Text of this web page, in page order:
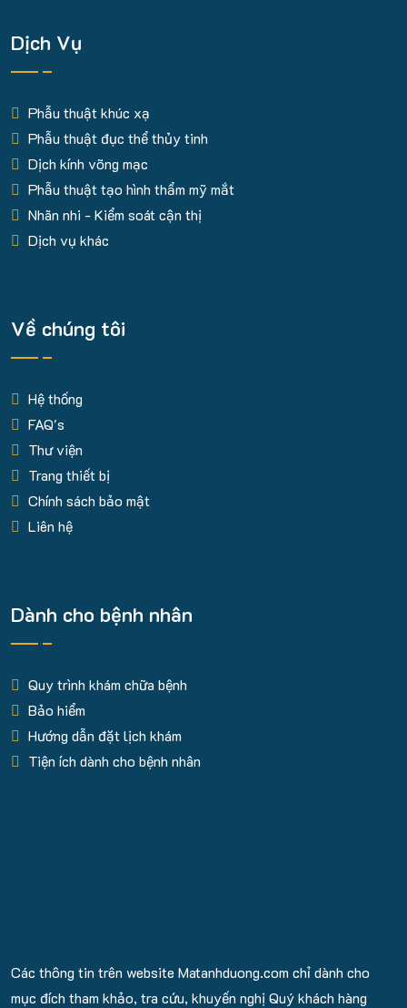
Dịch Vụ
Phẫu thuật khúc xạ
Phẫu thuật đục thể thủy tinh
Dịch kính võng mạc
Phẫu thuật tạo hình thẩm mỹ mắt
Nhãn nhi - Kiểm soát cận thị
Dịch vụ khác
Về chúng tôi
Hệ thống
FAQ's
Thư viện
Trang thiết bị
Chính sách bảo mật
Liên hệ
Dành cho bệnh nhân
Quy trình khám chữa bệnh
Bảo hiểm
Hướng dẫn đặt lịch khám
Tiện ích dành cho bệnh nhân
Các thông tin trên website Matanhduong.com chỉ dành cho
mục đích tham khảo, tra cứu, khuyến nghị Quý khách hàng